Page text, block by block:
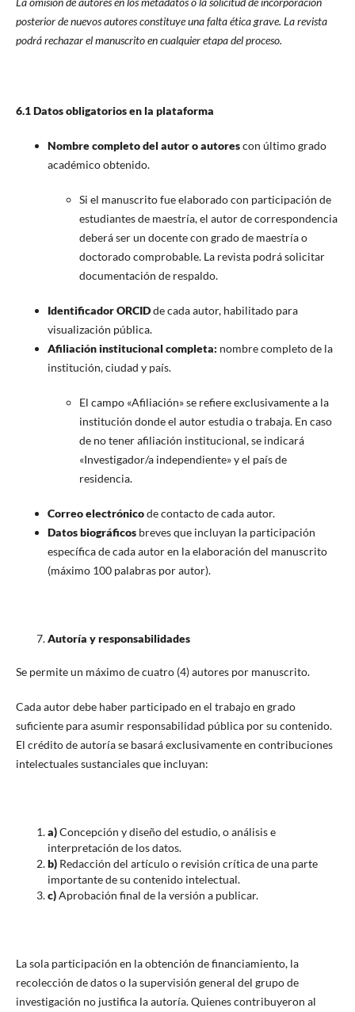
posterior de nuevos autores constituye una falta ética grave. La revista
podrá rechazar el manuscrito en cualquier etapa del proceso.
6.1 Datos obligatorios en la plataforma
Nombre completo del autor o autorescon último grado
académico obtenido.
Si el manuscrito fue elaborado con participación de
estudiantes de maestría, el autor de correspondencia
deberá ser un docente con grado de maestría o
doctorado comprobable. La revista podrá solicitar
documentación de respaldo.
Identificador ORCIDde cada autor, habilitado para
visualización pública.
Afiliación institucional completa: nombre completo de la
institución, ciudad y país.
El campo «Afiliación» se refiere exclusivamente a la
institución donde el autor estudia o trabaja. En caso
de no tener afiliación institucional, se indicará
«Investigador/a independiente» y el país de
residencia.
Correo electrónicode contacto de cada autor.
Datos biográficosbreves que incluyan la participación
específica de cada autor en la elaboración del manuscrito
(máximo 100 palabras por autor).
Autoría y responsabilidades
Se permite un máximo de cuatro (4) autores por manuscrito.
Cada autor debe haber participado en el trabajo en grado
suficiente para asumir responsabilidad pública por su contenido.
El crédito de autoría se basará exclusivamente en contribuciones
intelectuales sustanciales que incluyan:
a)Concepción y diseño del estudio, o análisis e
interpretación de los datos.
b) Redacción del artículo o revisión crítica de una parte
importante de su contenido intelectual.
c)Aprobación final de la versión a publicar.
La sola participación en la obtención de financiamiento, la
recolección de datos o la supervisión general del grupo de
investigación no justifica la autoría. Quienes contribuyeron al